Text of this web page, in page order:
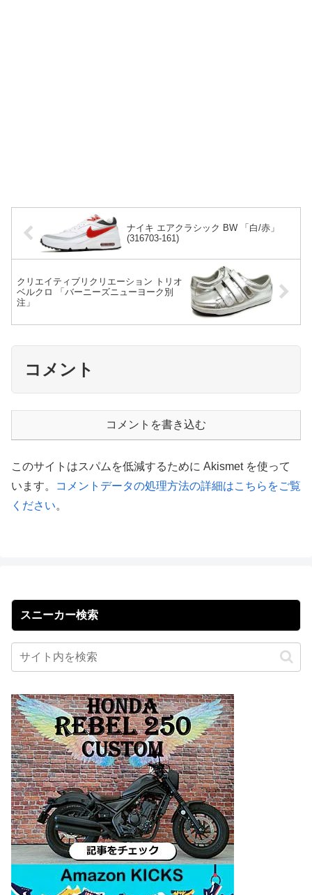
ナイキ エアクラシック BW 「白/赤」
(316703-161)
クリエイティブリクリエーション トリオ
ベルクロ 「バーニーズニューヨーク別
注」
コメント
コメントを書き込む
このサイトはスパムを低減するために Akismet を使って
います。
コメントデータの処理方法の詳細はこちらをご覧
ください。
スニーカー検索